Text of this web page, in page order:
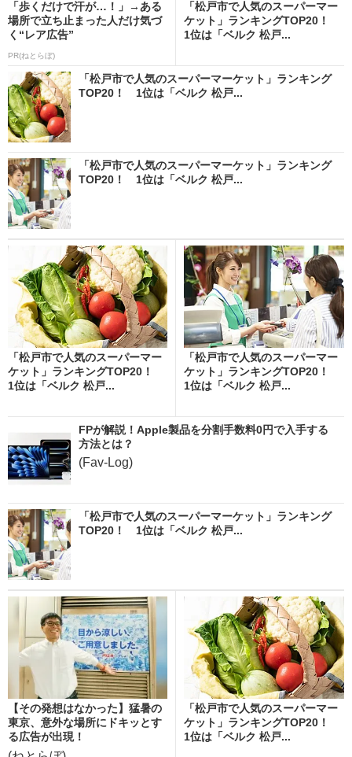
「歩くだけで汗が…！」→ある
場所で立ち止まった人だけ気づ
く“レア広告”
PR(ねとらぼ)
「松戸市で人気のスーパーマー
ケット」ランキングTOP20！
1位は「ベルク 松戸...
「松戸市で人気のスーパーマーケット」ランキング
TOP20！ 1位は「ベルク 松戸...
「松戸市で人気のスーパーマーケット」ランキング
TOP20！ 1位は「ベルク 松戸...
「松戸市で人気のスーパーマー
ケット」ランキングTOP20！
1位は「ベルク 松戸...
「松戸市で人気のスーパーマー
ケット」ランキングTOP20！
1位は「ベルク 松戸...
FPが解説！Apple製品を分割手数料0円で入手する
方法とは？
(Fav-Log)
「松戸市で人気のスーパーマーケット」ランキング
TOP20！ 1位は「ベルク 松戸...
【その発想はなかった】猛暑の
東京、意外な場所にドキッとす
る広告が出現！
「松戸市で人気のスーパーマー
ケット」ランキングTOP20！
1位は「ベルク 松戸...